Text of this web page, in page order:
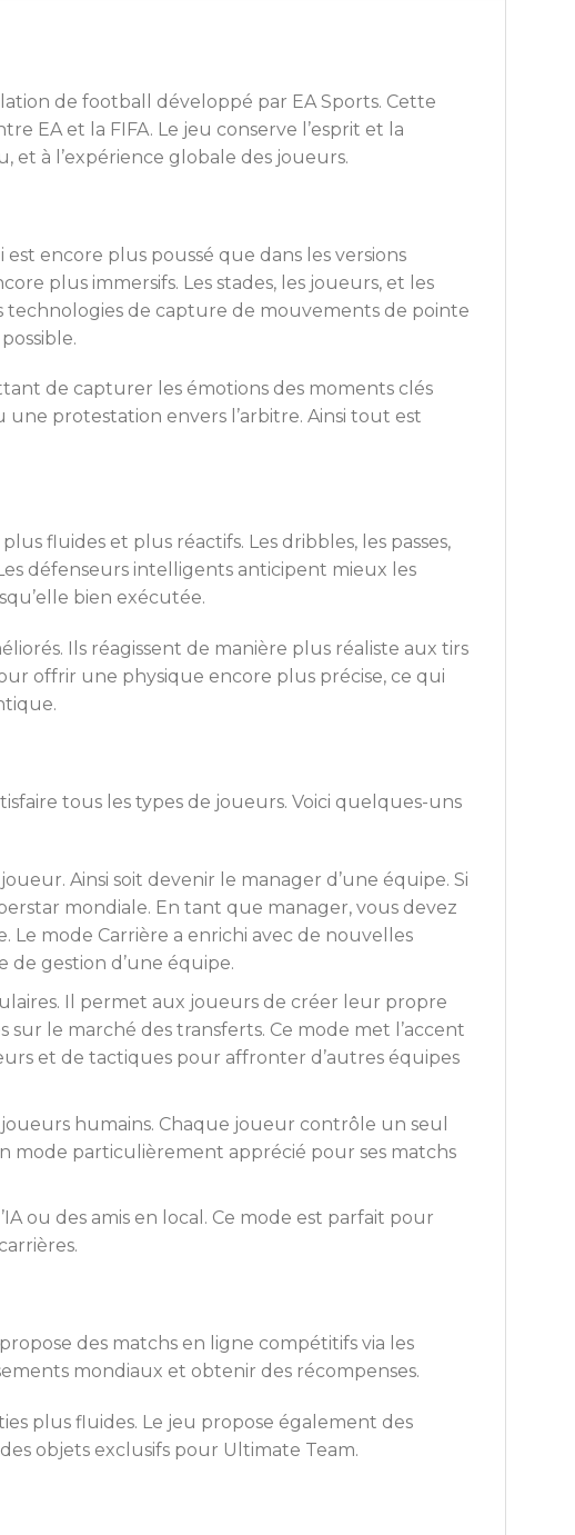
de football développé par EA Sports. Cette
EA et la FIFA. Le jeu conserve l’esprit et la
et à l’expérience globale des joueurs.
encore plus poussé que dans les versions
plus immersifs. Les stades, les joueurs, et les
de capture de mouvements de pointe
de capturer les émotions des moments clés
protestation envers l’arbitre. Ainsi tout est
fluides et plus réactifs. Les dribbles, les passes,
défenseurs intelligents anticipent mieux les
bien exécutée.
Ils réagissent de manière plus réaliste aux tirs
offrir une physique encore plus précise, ce qui
tous les types de joueurs. Voici quelques-uns
Ainsi soit devenir le manager d’une équipe. Si
mondiale. En tant que manager, vous devez
Le mode Carrière a enrichi avec de nouvelles
de gestion d’une équipe.
Il permet aux joueurs de créer leur propre
le marché des transferts. Ce mode met l’accent
et de tactiques pour affronter d’autres équipes
humains. Chaque joueur contrôle un seul
mode particulièrement apprécié pour ses matchs
ou des amis en local. Ce mode est parfait pour
des matchs en ligne compétitifs via les
mondiaux et obtenir des récompenses.
plus fluides. Le jeu propose également des
objets exclusifs pour Ultimate Team.